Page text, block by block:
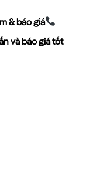
& báo giá
và báo giá tốt